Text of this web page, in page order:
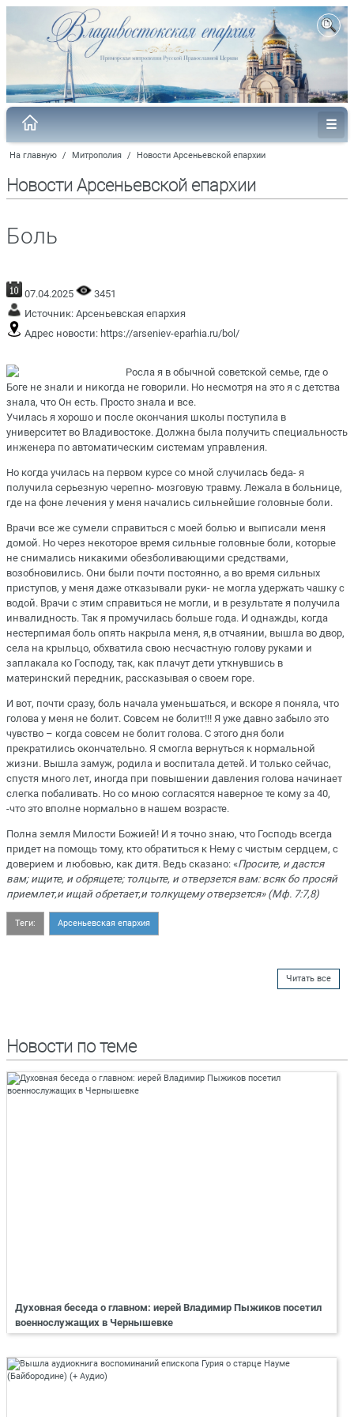
На главную / Митрополия / Новости Арсеньевской епархии
Новости Арсеньевской епархии
Боль
07.04.2025
3451
Источник: Арсеньевская епархия
Адрес новости: https://arseniev-eparhia.ru/bol/
Росла я в обычной советской семье, где о
Боге не знали и никогда не говорили. Но несмотря на это я с детства
знала, что Он есть. Просто знала и все.
Училась я хорошо и после окончания школы поступила в
университет во Владивостоке. Должна была получить специальность
инженера по автоматическим системам управления.
Но когда училась на первом курсе со мной случилась беда- я
получила серьезную черепно- мозговую травму. Лежала в больнице,
где на фоне лечения у меня начались сильнейшие головные боли.
Врачи все же сумели справиться с моей болью и выписали меня
домой. Но через некоторое время сильные головные боли, которые
не снимались никакими обезболивающими средствами,
возобновились. Они были почти постоянно, а во время сильных
приступов, у меня даже отказывали руки- не могла удержать чашку с
водой. Врачи с этим справиться не могли, и в результате я получила
инвалидность. Так я промучилась больше года. И однажды, когда
нестерпимая боль опять накрыла меня, я,в отчаянии, вышла во двор,
села на крыльцо, обхватила свою несчастную голову руками и
заплакала ко Господу, так, как плачут дети уткнувшись в
материнский передник, рассказывая о своем горе.
И вот, почти сразу, боль начала уменьшаться, и вскоре я поняла, что
голова у меня не болит. Совсем не болит!!! Я уже давно забыло это
чувство – когда совсем не болит голова. С этого дня боли
прекратились окончательно. Я смогла вернуться к нормальной
жизни. Вышла замуж, родила и воспитала детей. И только сейчас,
спустя много лет, иногда при повышении давления голова начинает
слегка побаливать. Но со мною согласятся наверное те кому за 40,
-что это вполне нормально в нашем возрасте.
Полна земля Милости Божией! И я точно знаю, что Господь всегда
придет на помощь тому, кто обратиться к Нему с чистым сердцем, с
доверием и любовью, как дитя. Ведь сказано: «Просите, и дастся
вам; ищите, и обрящете; толцыте, и отверзется вам: всяк бо просяй
приемлет,и ищай обретает,и толкущему отверзется» (Мф. 7:7,8)
Теги: Арсеньевская епархия
Читать все
Новости по теме
Духовная беседа о главном: иерей Владимир Пыжиков посетил
военнослужащих в Чернышевке